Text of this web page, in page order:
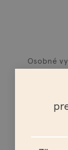
Osobné